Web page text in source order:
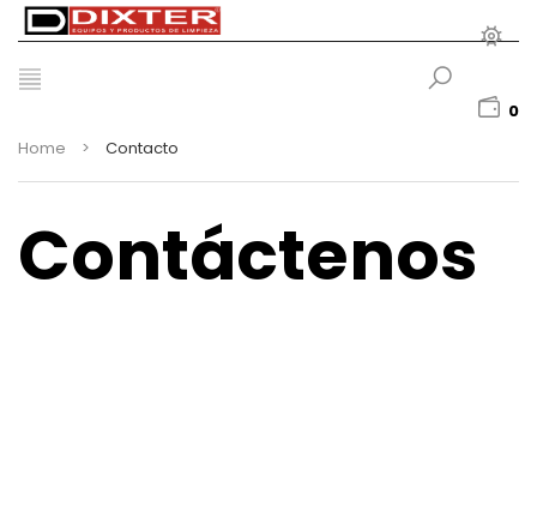
0
Home
> Contacto
Contáctenos